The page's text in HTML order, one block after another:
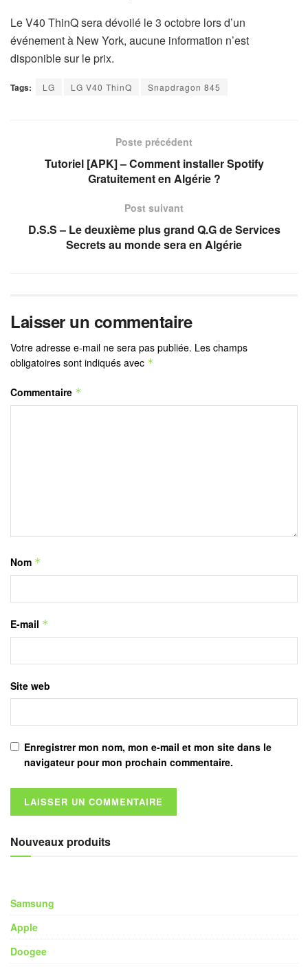
Le V40 ThinQ sera dévoilé le 3 octobre lors d’un
événement à New York, aucune information n’est
disponible sur le prix.
Tags: LG LG V40 ThinQ Snapdragon 845
Poste précédent
Tutoriel [APK] – Comment installer Spotify
Gratuitement en Algérie ?
Post suivant
D.S.S – Le deuxième plus grand Q.G de Services
Secrets au monde sera en Algérie
Laisser un commentaire
Votre adresse e-mail ne sera pas publiée. Les champs
obligatoires sont indiqués avec *
Commentaire *
Nom *
E-mail *
Site web
Enregistrer mon nom, mon e-mail et mon site dans le
navigateur pour mon prochain commentaire.
Nouveaux produits
Samsung
Apple
Doogee